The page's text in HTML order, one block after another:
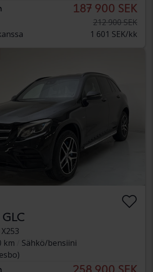
187 900 SEK
212 900 SEK
1 601 SEK/kk
km
Sähkö/bensiini